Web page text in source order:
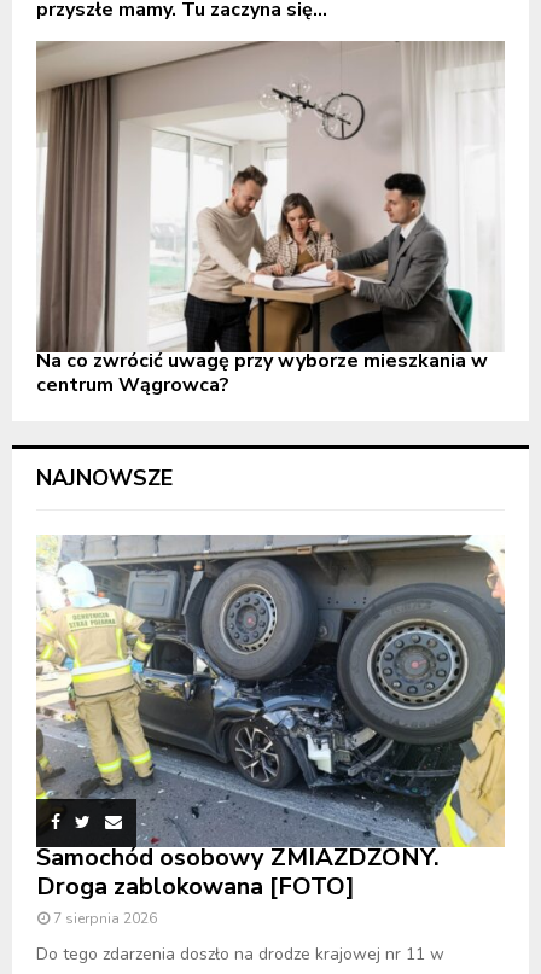
przyszłe mamy. Tu zaczyna się...
Na co zwrócić uwagę przy wyborze mieszkania w
centrum Wągrowca?
NAJNOWSZE
Samochód osobowy ZMIAŻDŻONY.
Droga zablokowana [FOTO]
7 sierpnia 2026
Do tego zdarzenia doszło na drodze krajowej nr 11 w